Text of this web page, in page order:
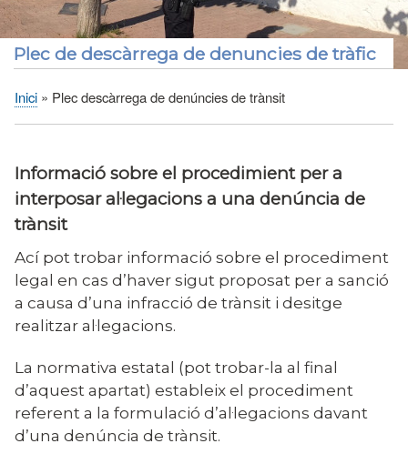
Plec de descàrrega de denuncies de tràfic
Fil
Inici Plec descàrrega de denúncies de trànsit
Informació sobre el procedimient per a
interposar al·legacions a una denúncia de
trànsit
Ací pot trobar informació sobre el procediment
legal en cas d’haver sigut proposat per a sanció
a causa d’una infracció de trànsit i desitge
realitzar al·legacions.
La normativa estatal (pot trobar-la al final
d’aquest apartat) estableix el procediment
referent a la formulació d’al·legacions davant
d’una denúncia de trànsit.